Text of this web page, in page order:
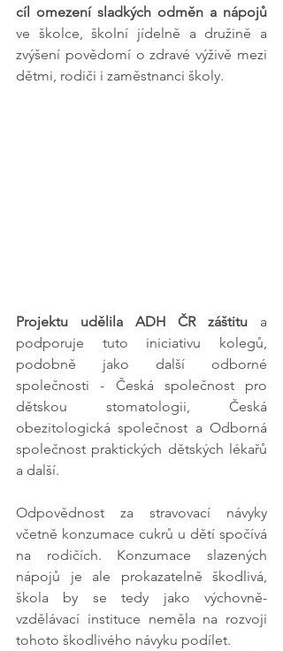
ve školce, školní jídelně a družině a
zvýšení povědomí o zdravé výživě mezi
dětmi, rodiči i zaměstnanci školy.
Projektu udělila ADH ČR záštitu a
podporuje tuto iniciativu kolegů,
podobně jako další odborné
společnosti - Česká společnost pro
dětskou stomatologii, Česká
obezitologická společnost a Odborná
společnost praktických dětských lékařů
a další.
Odpovědnost za stravovací návyky
včetně konzumace cukrů u dětí spočívá
na rodičích. Konzumace slazených
nápojů je ale prokazatelně škodlivá,
škola by se tedy jako výchovně-
vzdělávací instituce neměla na rozvoji
tohoto škodlivého návyku podílet.